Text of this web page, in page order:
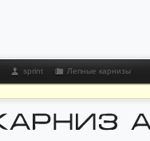
sprint Лепные карнизы